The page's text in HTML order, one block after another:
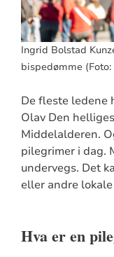
Ingrid Bolstad
bispedømme
De fleste ledene
Olav Den
Middelalderen.
pilegrimer i dag.
undervegs. Det
eller andre
Hva er en